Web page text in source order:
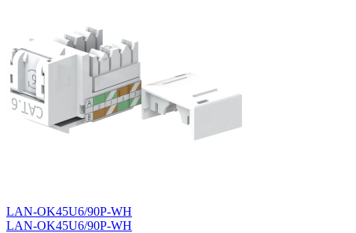
LAN-OK45U6/90P-WH
LAN-OK45U6/90P-WH